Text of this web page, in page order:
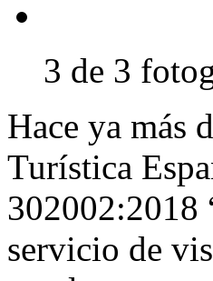
3 de 3
Hace ya más
Turística
302002:2018
servicio de